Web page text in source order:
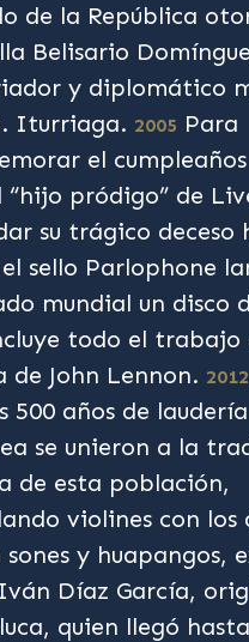
de la República
Belisario
y diplomático
Iturriaga. 2005 Para
el
“hijo pródigo” de
su trágico deceso
sello Parlophone
mundial un disco
todo el trabajo
de John Lennon. 2012
500 años de laudería
se unieron a la
de esta población,
violines con los
y huapangos,
Díaz García,
quien llegó